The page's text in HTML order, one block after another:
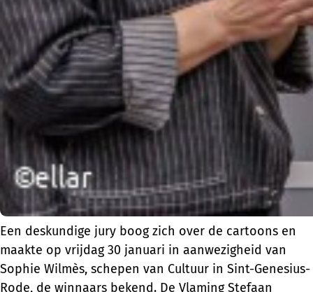
Een deskundige jury boog zich over de cartoons en
maakte op vrijdag 30 januari in aanwezigheid van
Sophie Wilmès, schepen van Cultuur in Sint-Genesius-
Rode, de winnaars bekend. De Vlaming Stefaan